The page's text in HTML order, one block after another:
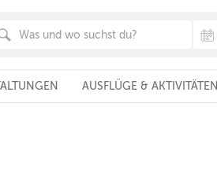
AUSFLÜGE & AKTIVITÄTEN